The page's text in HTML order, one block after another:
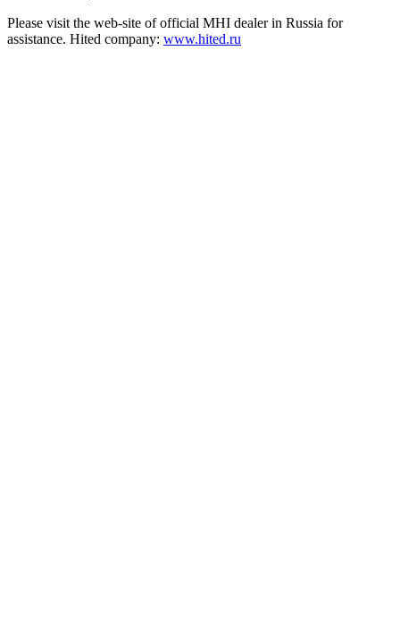
Please visit the web-site of official MHI dealer in Russia for
assistance. Hited company: www.hited.ru